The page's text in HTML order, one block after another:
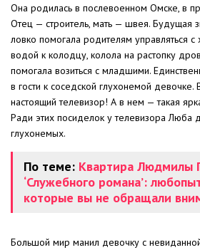
Она родилась в послевоенном Омске, в
Отец — строитель, мать — швея. Будущая
ловко помогала родителям управляться с
водой к колодцу, колола на растопку
помогала возиться с младшими.
в гости к соседской глухонемой
настоящий телевизор! А в нем — такая
Ради этих посиделок у телевизора Люба
глухонемых.
По теме: Квартира Людмилы
‘Служебного романа’:
которые вы не обращали
Большой мир манил девочку с